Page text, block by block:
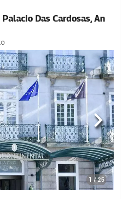
Das Cardosas, An
1 / 25